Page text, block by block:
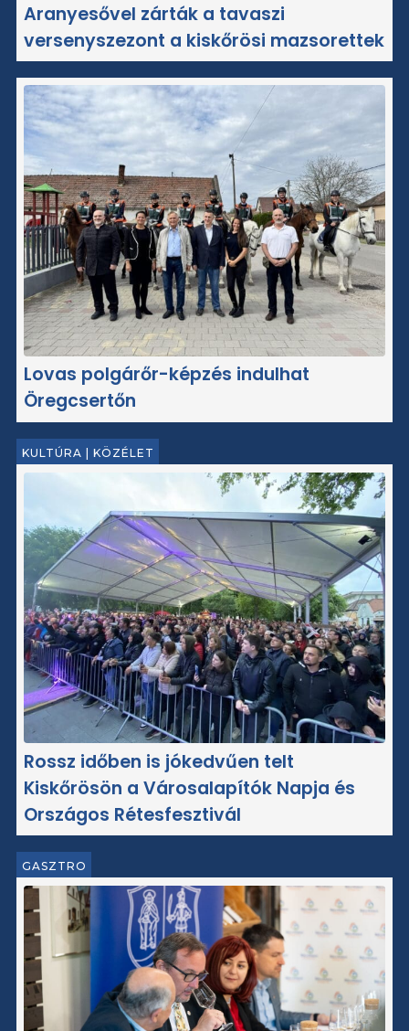
Aranyesővel zárták a tavaszi
versenyszezont a kiskőrösi mazsorettek
Lovas polgárőr-képzés indulhat
Öregcsertőn
KULTÚRA | KÖZÉLET
Rossz időben is jókedvűen telt
Kiskőrösön a Városalapítók Napja és
Országos Rétesfesztivál
GASZTRO